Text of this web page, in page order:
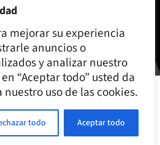
mejorar su experiencia
anuncios o
y analizar nuestro
“Aceptar todo” usted da
uso de las cookies.
todo Aceptar todo
líquidos
Alberto 2026
Política de cookies